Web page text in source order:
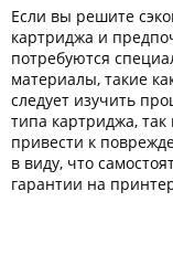
Если вы решите
картриджа и
потребуются
материалы, такие
следует изучить
типа картриджа,
привести к
в виду, что
гарантии на